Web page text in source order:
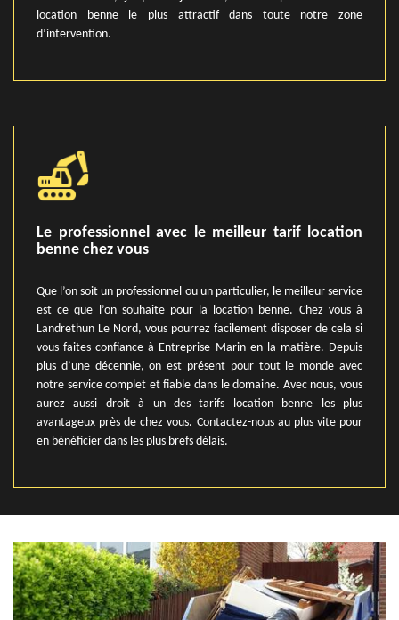
location benne le plus attractif dans toute notre zone
d’intervention.
Le professionnel avec le meilleur tarif location
benne chez vous
Que l’on soit un professionnel ou un particulier, le meilleur service
est ce que l’on souhaite pour la location benne. Chez vous à
Landrethun Le Nord, vous pourrez facilement disposer de cela si
vous faites confiance à Entreprise Marin en la matière. Depuis
plus d’une décennie, on est présent pour tout le monde avec
notre service complet et fiable dans le domaine. Avec nous, vous
aurez aussi droit à un des tarifs location benne les plus
avantageux près de chez vous. Contactez-nous au plus vite pour
en bénéficier dans les plus brefs délais.